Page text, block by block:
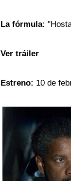
La fórmula:
Ver tráiler
Estreno: 10 de